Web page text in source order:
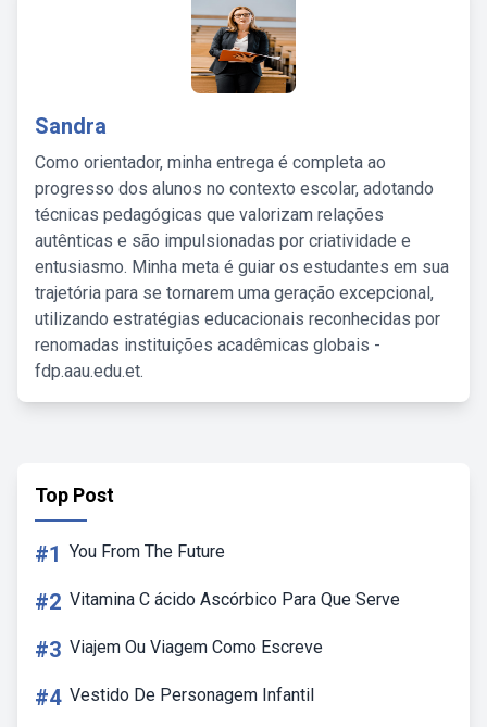
Sandra
Como orientador, minha entrega é completa ao
progresso dos alunos no contexto escolar, adotando
técnicas pedagógicas que valorizam relações
autênticas e são impulsionadas por criatividade e
entusiasmo. Minha meta é guiar os estudantes em sua
trajetória para se tornarem uma geração excepcional,
utilizando estratégias educacionais reconhecidas por
renomadas instituições acadêmicas globais -
fdp.aau.edu.et.
Top Post
#1 You From The Future
#2 Vitamina C ácido Ascórbico Para Que Serve
#3 Viajem Ou Viagem Como Escreve
#4 Vestido De Personagem Infantil